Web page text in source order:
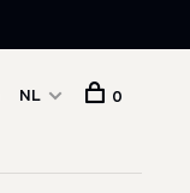
NL 0